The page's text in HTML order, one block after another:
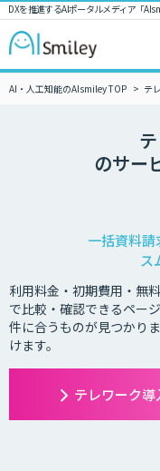
DXを推進するAIポータルメディア「
AI・人工知能のAIsmiley TOP テ
のサー
一括資料
ス
利用料金・初期費用・無
で比較・確認できるペー
件に合うものが見つかり
けます。
テレワーク